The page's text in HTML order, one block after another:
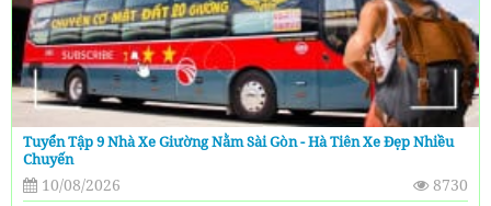
Tuyển Tập 9 Nhà Xe Giường Nằm Sài Gòn - Hà Tiên Xe Đẹp Nhiều
Chuyến
10/08/2026
8730